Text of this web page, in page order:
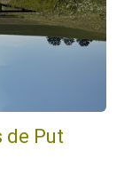
de Put